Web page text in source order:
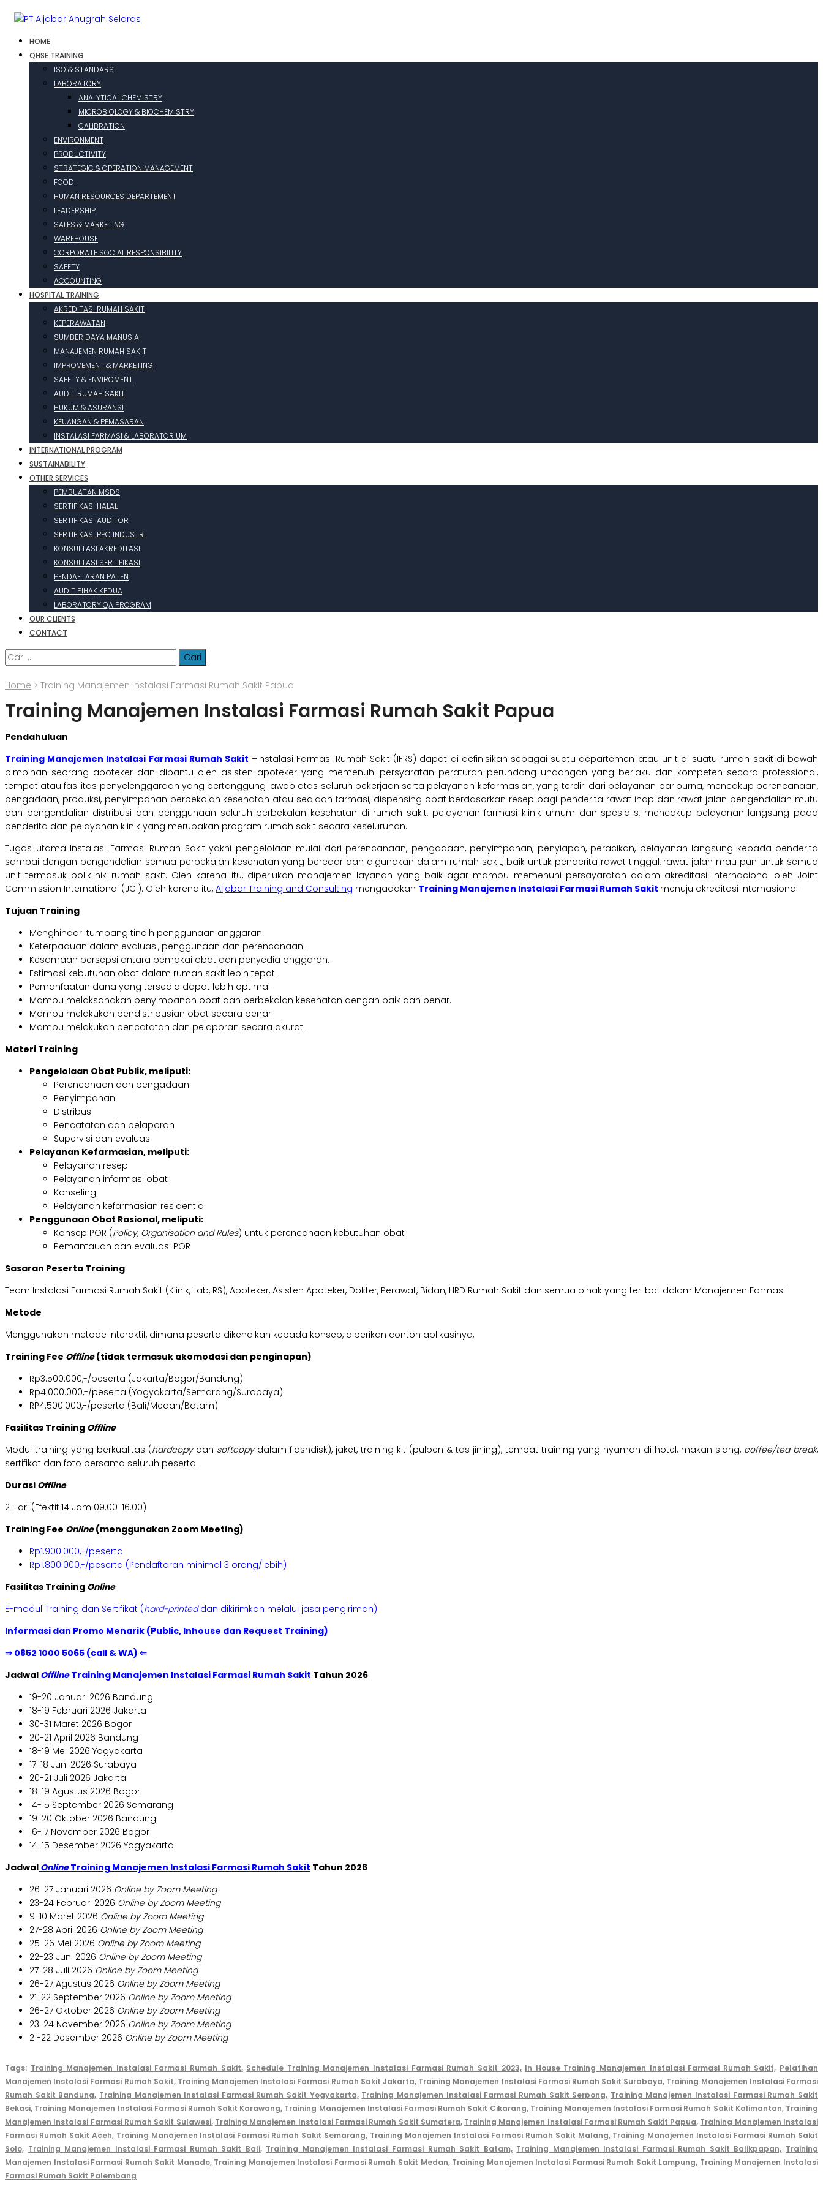
HOME
QHSE TRAINING
ISO & STANDARS
LABORATORY
ANALYTICAL CHEMISTRY
MICROBIOLOGY & BIOCHEMISTRY
CALIBRATION
ENVIRONMENT
PRODUCTIVITY
STRATEGIC & OPERATION MANAGEMENT
FOOD
HUMAN RESOURCES DEPARTEMENT
LEADERSHIP
SALES & MARKETING
WAREHOUSE
CORPORATE SOCIAL RESPONSIBILITY
SAFETY
ACCOUNTING
HOSPITAL TRAINING
AKREDITASI RUMAH SAKIT
KEPERAWATAN
SUMBER DAYA MANUSIA
MANAJEMEN RUMAH SAKIT
IMPROVEMENT & MARKETING
SAFETY & ENVIROMENT
AUDIT RUMAH SAKIT
HUKUM & ASURANSI
KEUANGAN & PEMASARAN
INSTALASI FARMASI & LABORATORIUM
INTERNATIONAL PROGRAM
SUSTAINABILITY
OTHER SERVICES
PEMBUATAN MSDS
SERTIFIKASI HALAL
SERTIFIKASI AUDITOR
SERTIFIKASI PPC INDUSTRI
KONSULTASI AKREDITASI
KONSULTASI SERTIFIKASI
PENDAFTARAN PATEN
AUDIT PIHAK KEDUA
LABORATORY QA PROGRAM
OUR CLIENTS
CONTACT
Cari
untuk:
Home > Training Manajemen Instalasi Farmasi Rumah Sakit Papua
Training Manajemen Instalasi Farmasi Rumah Sakit Papua
Pendahuluan
Training Manajemen Instalasi Farmasi Rumah Sakit –Instalasi Farmasi Rumah Sakit (IFRS) dapat di definisikan sebagai suatu departemen atau unit di suatu rumah sakit di bawah
pimpinan seorang apoteker dan dibantu oleh asisten apoteker yang memenuhi persyaratan peraturan perundang-undangan yang berlaku dan kompeten secara professional,
tempat atau fasilitas penyelenggaraan yang bertanggung jawab atas seluruh pekerjaan serta pelayanan kefarmasian, yang terdiri dari pelayanan paripurna, mencakup perencanaan,
pengadaan, produksi, penyimpanan perbekalan kesehatan atau sediaan farmasi, dispensing obat berdasarkan resep bagi penderita rawat inap dan rawat jalan pengendalian mutu
dan pengendalian distribusi dan penggunaan seluruh perbekalan kesehatan di rumah sakit, pelayanan farmasi klinik umum dan spesialis, mencakup pelayanan langsung pada
penderita dan pelayanan klinik yang merupakan program rumah sakit secara keseluruhan.
Tugas utama Instalasi Farmasi Rumah Sakit yakni pengelolaan mulai dari perencanaan, pengadaan, penyimpanan, penyiapan, peracikan, pelayanan langsung kepada penderita
sampai dengan pengendalian semua perbekalan kesehatan yang beredar dan digunakan dalam rumah sakit, baik untuk penderita rawat tinggal, rawat jalan mau pun untuk semua
unit termasuk poliklinik rumah sakit. Oleh karena itu, diperlukan manajemen layanan yang baik agar mampu memenuhi persayaratan dalam akreditasi internacional oleh Joint
Commission International (JCI). Oleh karena itu, Aljabar Training and Consulting mengadakan Training Manajemen Instalasi Farmasi Rumah Sakit menuju akreditasi internasional.
Tujuan Training
Menghindari tumpang tindih penggunaan anggaran.
Keterpaduan dalam evaluasi, penggunaan dan perencanaan.
Kesamaan persepsi antara pemakai obat dan penyedia anggaran.
Estimasi kebutuhan obat dalam rumah sakit lebih tepat.
Pemanfaatan dana yang tersedia dapat lebih optimal.
Mampu melaksanakan penyimpanan obat dan perbekalan kesehatan dengan baik dan benar.
Mampu melakukan pendistribusian obat secara benar.
Mampu melakukan pencatatan dan pelaporan secara akurat.
Materi Training
Pengelolaan Obat Publik, meliputi:
Perencanaan dan pengadaan
Penyimpanan
Distribusi
Pencatatan dan pelaporan
Supervisi dan evaluasi
Pelayanan Kefarmasian, meliputi:
Pelayanan resep
Pelayanan informasi obat
Konseling
Pelayanan kefarmasian residential
Penggunaan Obat Rasional, meliputi:
Konsep POR (Policy, Organisation and Rules) untuk perencanaan kebutuhan obat
Pemantauan dan evaluasi POR
Sasaran Peserta Training
Team Instalasi Farmasi Rumah Sakit (Klinik, Lab, RS), Apoteker, Asisten Apoteker, Dokter, Perawat, Bidan, HRD Rumah Sakit dan semua pihak yang terlibat dalam Manajemen Farmasi.
Metode
Menggunakan metode interaktif, dimana peserta dikenalkan kepada konsep, diberikan contoh aplikasinya,
Training Fee Offline(tidak termasuk akomodasi dan penginapan)
Rp3.500.000,-/peserta (Jakarta/Bogor/Bandung)
Rp4.000.000,-/peserta (Yogyakarta/Semarang/Surabaya)
RP4.500.000,-/peserta (Bali/Medan/Batam)
Fasilitas Training Offline
Modul training yang berkualitas (hardcopydan softcopy dalam flashdisk), jaket, training kit (pulpen & tas jinjing), tempat training yang nyaman di hotel, makan siang, coffee/tea break,
sertifikat dan foto bersama seluruh peserta.
Durasi Offline
2 Hari (Efektif 14 Jam 09.00-16.00)
Training Fee Online(menggunakan Zoom Meeting)
Rp1.900.000,-/peserta
Rp1.800.000,-/peserta (Pendaftaran minimal 3 orang/lebih)
Fasilitas Training Online
E-modul Training dan Sertifikat (hard-printeddan dikirimkan melalui jasa pengiriman)
Informasi dan Promo Menarik (Public, Inhouse dan Request Training)
⇒ 0852 1000 5065 (call & WA) ⇐
Jadwal OfflineTraining Manajemen Instalasi Farmasi Rumah Sakit Tahun 2026
19-20 Januari 2026 Bandung
18-19 Februari 2026 Jakarta
30-31 Maret 2026 Bogor
20-21 April 2026 Bandung
18-19 Mei 2026 Yogyakarta
17-18 Juni 2026 Surabaya
20-21 Juli 2026 Jakarta
18-19 Agustus 2026 Bogor
14-15 September 2026 Semarang
19-20 Oktober 2026 Bandung
16-17 November 2026 Bogor
14-15 Desember 2026 Yogyakarta
Jadwal OnlineTraining Manajemen Instalasi Farmasi Rumah Sakit Tahun 2026
26-27 Januari 2026 Online by Zoom Meeting
23-24 Februari 2026 Online by Zoom Meeting
9-10 Maret 2026 Online by Zoom Meeting
27-28 April 2026 Online by Zoom Meeting
25-26 Mei 2026 Online by Zoom Meeting
22-23 Juni 2026 Online by Zoom Meeting
27-28 Juli 2026 Online by Zoom Meeting
26-27 Agustus 2026 Online by Zoom Meeting
21-22 September 2026 Online by Zoom Meeting
26-27 Oktober 2026 Online by Zoom Meeting
23-24 November 2026 Online by Zoom Meeting
21-22 Desember 2026 Online by Zoom Meeting
Tags: Training Manajemen Instalasi Farmasi Rumah Sakit, Schedule Training Manajemen Instalasi Farmasi Rumah Sakit 2023, In House Training Manajemen Instalasi Farmasi Rumah Sakit, Pelatihan
Manajemen Instalasi Farmasi Rumah Sakit, Training Manajemen Instalasi Farmasi Rumah Sakit Jakarta, Training Manajemen Instalasi Farmasi Rumah Sakit Surabaya, Training Manajemen Instalasi Farmasi
Rumah Sakit Bandung, Training Manajemen Instalasi Farmasi Rumah Sakit Yogyakarta, Training Manajemen Instalasi Farmasi Rumah Sakit Serpong, Training Manajemen Instalasi Farmasi Rumah Sakit
Bekasi, Training Manajemen Instalasi Farmasi Rumah Sakit Karawang, Training Manajemen Instalasi Farmasi Rumah Sakit Cikarang, Training Manajemen Instalasi Farmasi Rumah Sakit Kalimantan, Training
Manajemen Instalasi Farmasi Rumah Sakit Sulawesi, Training Manajemen Instalasi Farmasi Rumah Sakit Sumatera, Training Manajemen Instalasi Farmasi Rumah Sakit Papua, Training Manajemen Instalasi
Farmasi Rumah Sakit Aceh, Training Manajemen Instalasi Farmasi Rumah Sakit Semarang, Training Manajemen Instalasi Farmasi Rumah Sakit Malang, Training Manajemen Instalasi Farmasi Rumah Sakit
Solo, Training Manajemen Instalasi Farmasi Rumah Sakit Bali, Training Manajemen Instalasi Farmasi Rumah Sakit Batam, Training Manajemen Instalasi Farmasi Rumah Sakit Balikpapan, Training
Manajemen Instalasi Farmasi Rumah Sakit Manado, Training Manajemen Instalasi Farmasi Rumah Sakit Medan, Training Manajemen Instalasi Farmasi Rumah Sakit Lampung, Training Manajemen Instalasi
Farmasi Rumah Sakit Palembang